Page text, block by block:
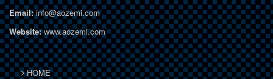
Email:info@aozemi.com
Website:www.aozemi.com
HOME